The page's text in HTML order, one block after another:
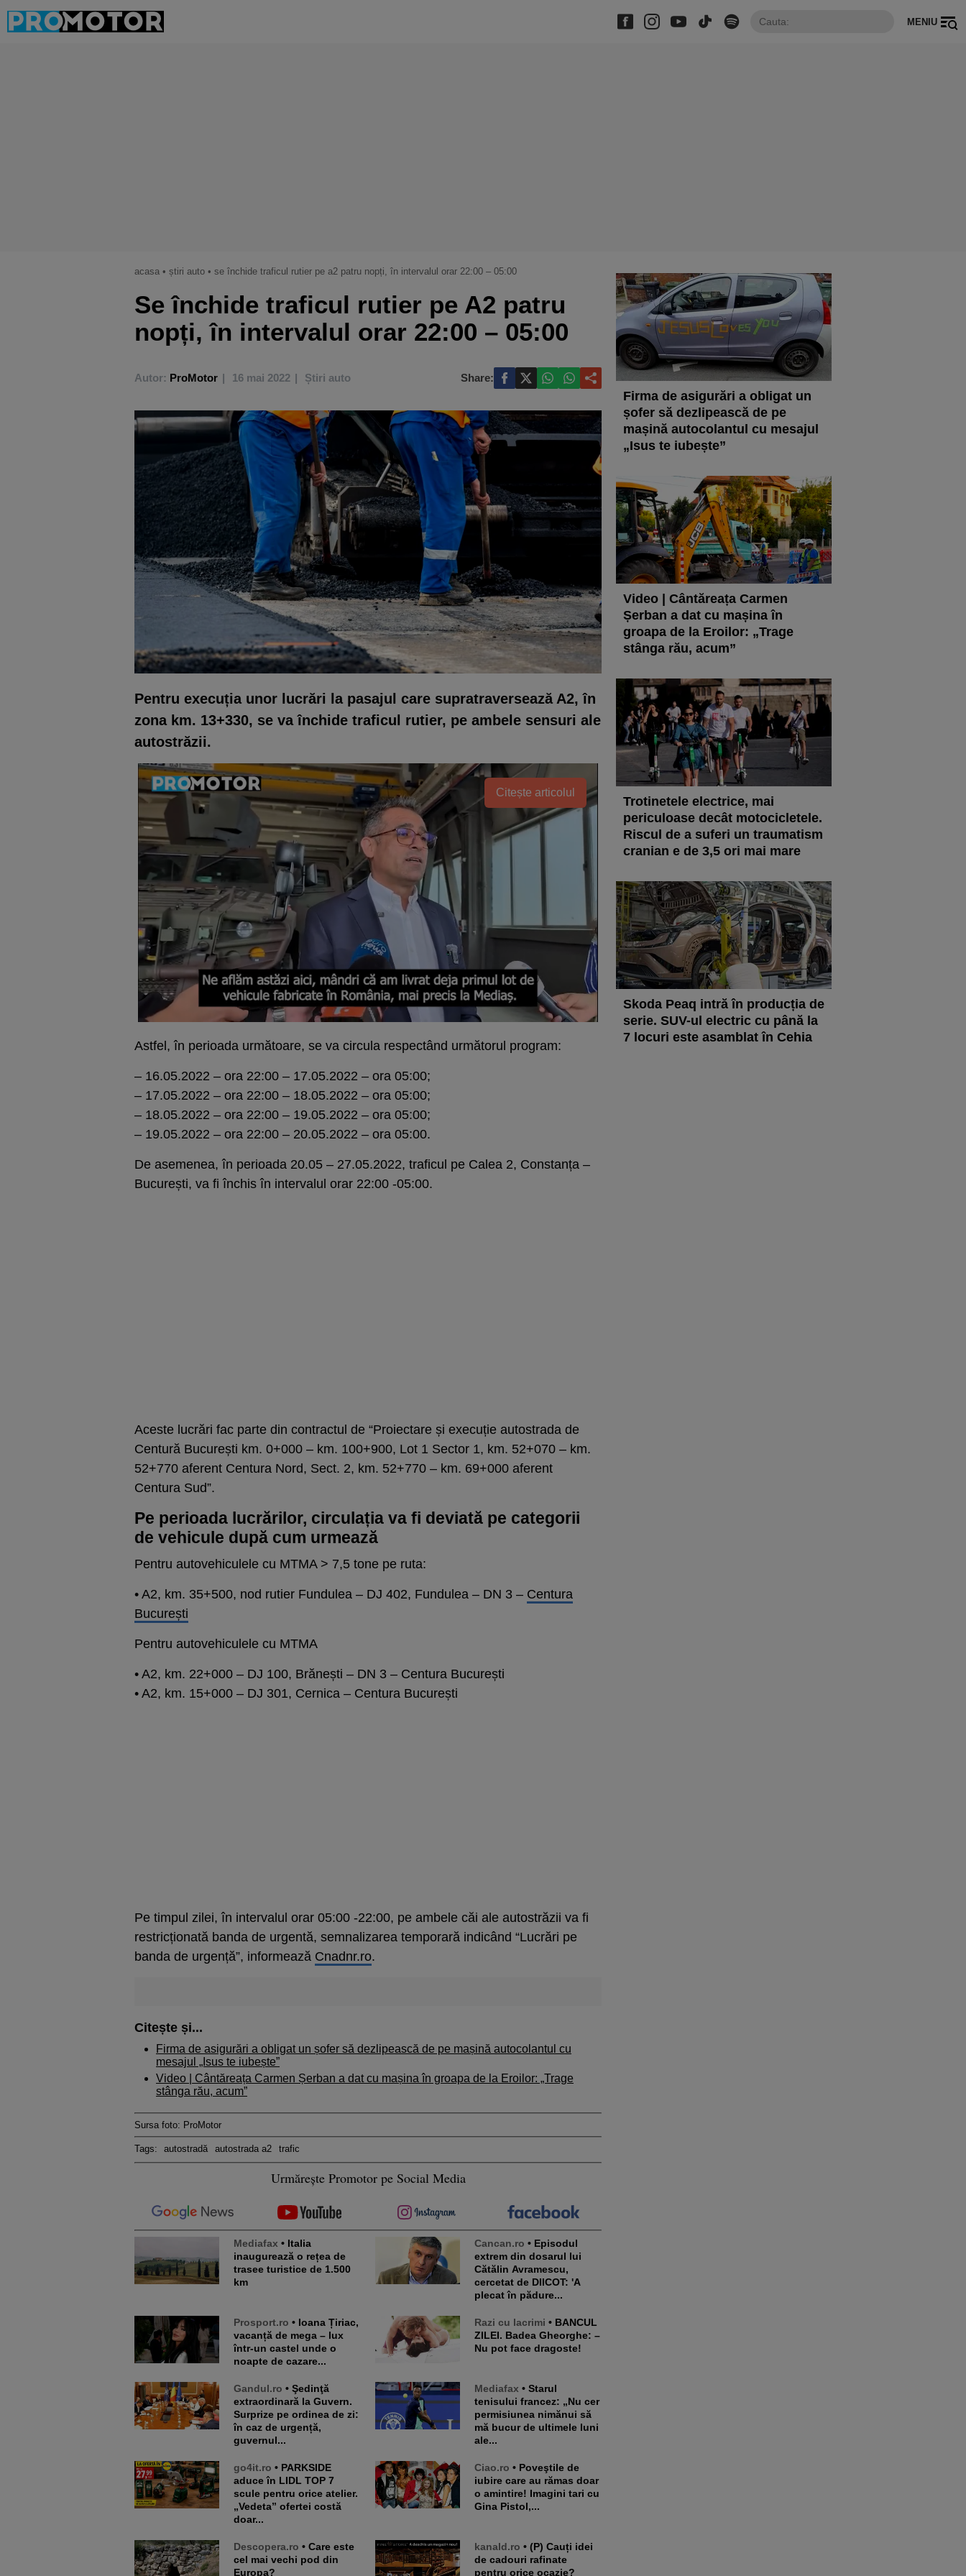
MENIU
acasa • știri auto • se închide traficul rutier pe a2 patru nopți, în intervalul orar 22:00 – 05:00
Se închide traficul rutier pe A2 patru
nopți, în intervalul orar 22:00 – 05:00
Autor: ProMotor 16 mai 2022 Știri auto Share:
Pentru execuția unor lucrări la pasajul care supratraversează A2, în
zona km. 13+330, se va închide traficul rutier, pe ambele sensuri ale
autostrăzii.
Citește articolul
Astfel, în perioada următoare, se va circula respectând următorul program:
– 16.05.2022 – ora 22:00 – 17.05.2022 – ora 05:00;
– 17.05.2022 – ora 22:00 – 18.05.2022 – ora 05:00;
– 18.05.2022 – ora 22:00 – 19.05.2022 – ora 05:00;
– 19.05.2022 – ora 22:00 – 20.05.2022 – ora 05:00.
De asemenea, în perioada 20.05 – 27.05.2022, traficul pe Calea 2, Constanța –
București, va fi închis în intervalul orar 22:00 -05:00.
Aceste lucrări fac parte din contractul de “Proiectare și execuție autostrada de
Centură București km. 0+000 – km. 100+900, Lot 1 Sector 1, km. 52+070 – km.
52+770 aferent Centura Nord, Sect. 2, km. 52+770 – km. 69+000 aferent
Centura Sud”.
Pe perioada lucrărilor, circulația va fi deviată pe categorii
de vehicule după cum urmează
Pentru autovehiculele cu MTMA > 7,5 tone pe ruta:
• A2, km. 35+500, nod rutier Fundulea – DJ 402, Fundulea – DN 3 – Centura
București
Pentru autovehiculele cu MTMA
• A2, km. 22+000 – DJ 100, Brănești – DN 3 – Centura București
• A2, km. 15+000 – DJ 301, Cernica – Centura București
Pe timpul zilei, în intervalul orar 05:00 -22:00, pe ambele căi ale autostrăzii va fi
restricționată banda de urgentă, semnalizarea temporară indicând “Lucrări pe
banda de urgență”, informează Cnadnr.ro.
Citește și...
Firma de asigurări a obligat un șofer să dezlipească de pe mașină autocolantul cu
mesajul „Isus te iubește”
Video | Cântăreața Carmen Șerban a dat cu mașina în groapa de la Eroilor: „Trage
stânga rău, acum”
Sursa foto: ProMotor
Tags: autostradă autostrada a2 trafic
Urmărește Promotor pe Social Media
Mediafax • Italia
inaugurează o rețea de
trasee turistice de 1.500
km
Cancan.ro • Episodul
extrem din dosarul lui
Cătălin Avramescu,
cercetat de DIICOT: 'A
plecat în pădure...
Prosport.ro • Ioana Țiriac,
vacanță de mega – lux
într-un castel unde o
noapte de cazare...
Razi cu lacrimi • BANCUL
ZILEI. Badea Gheorghe: –
Nu pot face dragoste!
Gandul.ro • Şedinţă
extraordinară la Guvern.
Surprize pe ordinea de zi:
în caz de urgență,
guvernul...
Mediafax • Starul
tenisului francez: „Nu cer
permisiunea nimănui să
mă bucur de ultimele luni
ale...
go4it.ro • PARKSIDE
aduce în LIDL TOP 7
scule pentru orice atelier.
„Vedeta” ofertei costă
doar...
Ciao.ro • Poveştile de
iubire care au rămas doar
o amintire! Imagini tari cu
Gina Pistol,...
Descopera.ro • Care este
cel mai vechi pod din
Europa?
kanald.ro • (P) Cauți idei
de cadouri rafinate
pentru orice ocazie?
Firma de asigurări a obligat un
șofer să dezlipească de pe
mașină autocolantul cu mesajul
„Isus te iubește”
Video | Cântăreața Carmen
Șerban a dat cu mașina în
groapa de la Eroilor: „Trage
stânga rău, acum”
Trotinetele electrice, mai
periculoase decât motocicletele.
Riscul de a suferi un traumatism
cranian e de 3,5 ori mai mare
Skoda Peaq intră în producția de
serie. SUV-ul electric cu până la
7 locuri este asamblat în Cehia